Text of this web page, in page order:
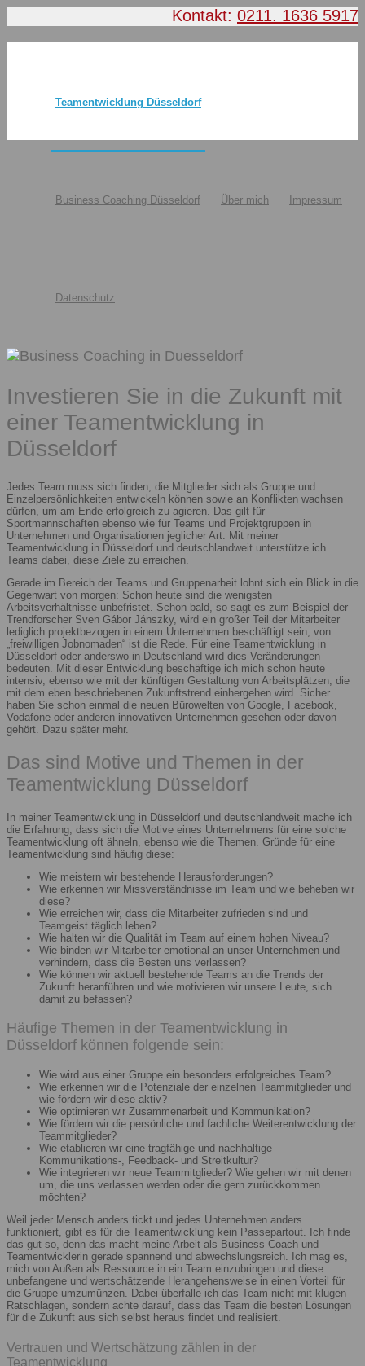
Kontakt: 0211. 1636 5917
Teamentwicklung Düsseldorf
Business Coaching Düsseldorf Über mich Impressum
Datenschutz
Investieren Sie in die Zukunft mit
einer Teamentwicklung in
Düsseldorf
Jedes Team muss sich finden, die Mitglieder sich als Gruppe und
Einzelpersönlichkeiten entwickeln können sowie an Konflikten wachsen
dürfen, um am Ende erfolgreich zu agieren. Das gilt für
Sportmannschaften ebenso wie für Teams und Projektgruppen in
Unternehmen und Organisationen jeglicher Art. Mit meiner
Teamentwicklung in Düsseldorf und deutschlandweit unterstütze ich
Teams dabei, diese Ziele zu erreichen.
Gerade im Bereich der Teams und Gruppenarbeit lohnt sich ein Blick in die
Gegenwart von morgen: Schon heute sind die wenigsten
Arbeitsverhältnisse unbefristet. Schon bald, so sagt es zum Beispiel der
Trendforscher Sven Gábor Jánszky, wird ein großer Teil der Mitarbeiter
lediglich projektbezogen in einem Unternehmen beschäftigt sein, von
„freiwilligen Jobnomaden“ ist die Rede. Für eine Teamentwicklung in
Düsseldorf oder anderswo in Deutschland wird dies Veränderungen
bedeuten. Mit dieser Entwicklung beschäftige ich mich schon heute
intensiv, ebenso wie mit der künftigen Gestaltung von Arbeitsplätzen, die
mit dem eben beschriebenen Zukunftstrend einhergehen wird. Sicher
haben Sie schon einmal die neuen Bürowelten von Google, Facebook,
Vodafone oder anderen innovativen Unternehmen gesehen oder davon
gehört. Dazu später mehr.
Das sind Motive und Themen in der
Teamentwicklung Düsseldorf
In meiner Teamentwicklung in Düsseldorf und deutschlandweit mache ich
die Erfahrung, dass sich die Motive eines Unternehmens für eine solche
Teamentwicklung oft ähneln, ebenso wie die Themen. Gründe für eine
Teamentwicklung sind häufig diese:
Wie meistern wir bestehende Herausforderungen?
Wie erkennen wir Missverständnisse im Team und wie beheben wir
diese?
Wie erreichen wir, dass die Mitarbeiter zufrieden sind und
Teamgeist täglich leben?
Wie halten wir die Qualität im Team auf einem hohen Niveau?
Wie binden wir Mitarbeiter emotional an unser Unternehmen und
verhindern, dass die Besten uns verlassen?
Wie können wir aktuell bestehende Teams an die Trends der
Zukunft heranführen und wie motivieren wir unsere Leute, sich
damit zu befassen?
Häufige Themen in der Teamentwicklung in
Düsseldorf können folgende sein:
Wie wird aus einer Gruppe ein besonders erfolgreiches Team?
Wie erkennen wir die Potenziale der einzelnen Teammitglieder und
wie fördern wir diese aktiv?
Wie optimieren wir Zusammenarbeit und Kommunikation?
Wie fördern wir die persönliche und fachliche Weiterentwicklung der
Teammitglieder?
Wie etablieren wir eine tragfähige und nachhaltige
Kommunikations-, Feedback- und Streitkultur?
Wie integrieren wir neue Teammitglieder? Wie gehen wir mit denen
um, die uns verlassen werden oder die gern zurückkommen
möchten?
Weil jeder Mensch anders tickt und jedes Unternehmen anders
funktioniert, gibt es für die Teamentwicklung kein Passepartout. Ich finde
das gut so, denn das macht meine Arbeit als Business Coach und
Teamentwicklerin gerade spannend und abwechslungsreich. Ich mag es,
mich von Außen als Ressource in ein Team einzubringen und diese
unbefangene und wertschätzende Herangehensweise in einen Vorteil für
die Gruppe umzumünzen. Dabei überfalle ich das Team nicht mit klugen
Ratschlägen, sondern achte darauf, dass das Team die besten Lösungen
für die Zukunft aus sich selbst heraus findet und realisiert.
Vertrauen und Wertschätzung zählen in der
Teamentwicklung